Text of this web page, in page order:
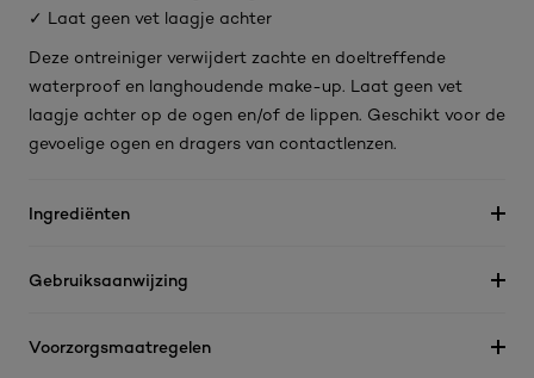
✓ Laat geen vet laagje achter
Deze ontreiniger verwijdert zachte en doeltreffende
waterproof en langhoudende make-up. Laat geen vet
laagje achter op de ogen en/of de lippen. Geschikt voor de
gevoelige ogen en dragers van contactlenzen.
Ingrediënten
Gebruiksaanwijzing
Voorzorgsmaatregelen